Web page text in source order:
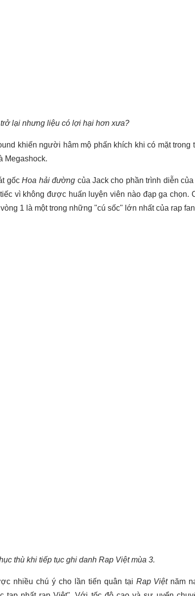
lại nhưng liệu có lợi hại hơn xưa?
khiến người hâm mộ phấn khích khi có mặt trong
Megashock.
gốcHoa hải đường của Jack cho phần trình diễn
vì không được huấn luyện viên nào đạp ga chọn.
1 là một trong những "cú sốc" lớn nhất của rap
thù khi tiếp tục ghi danh Rap Việt mùa 3.
nhiều chú ý cho lần tiến quân tại Rap Việt năm